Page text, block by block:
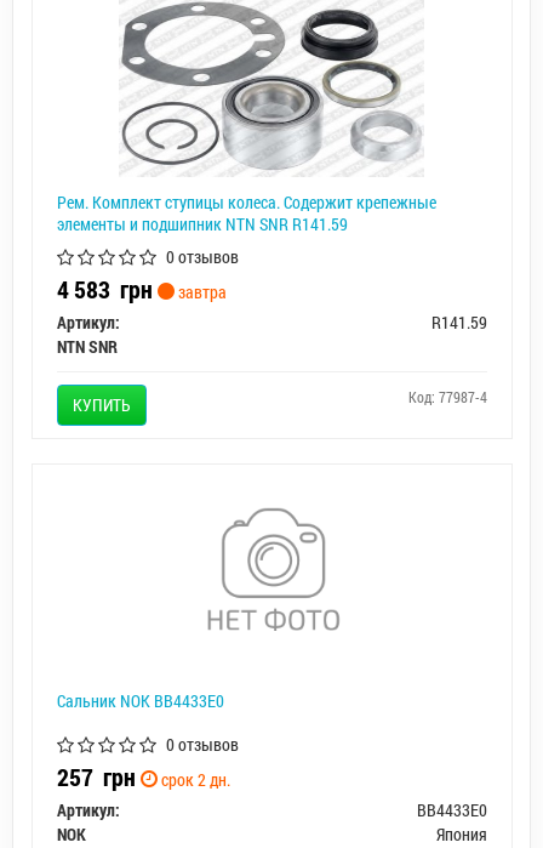
Рем. Комплект ступицы колеса. Содержит крепежные
элементы и подшипник NTN SNR R141.59
0 отзывов
4 583 грн
завтра
Артикул:
R141.59
NTN SNR
КУПИТЬ Код: 77987-4
Сальник NOK BB4433E0
0 отзывов
257 грн
срок 2 дн.
Артикул:
BB4433E0
NOK
Япония